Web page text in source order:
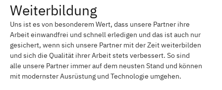
Weiterbildung
Uns ist es von besonderem Wert, dass unsere Partner ihre
Arbeit einwandfrei und schnell erledigen und das ist auch nur
gesichert, wenn sich unsere Partner mit der Zeit weiterbilden
und sich die Qualität ihrer Arbeit stets verbessert. So sind
alle unsere Partner immer auf dem neusten Stand und können
mit modernster Ausrüstung und Technologie umgehen.